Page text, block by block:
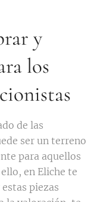
y
los
de las
ser un terreno
para aquellos
en Eliche te
piezas